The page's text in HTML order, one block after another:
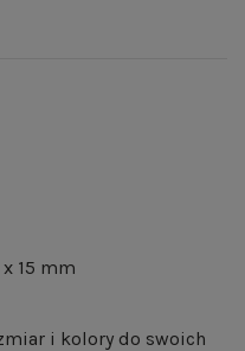
15 mm
i kolory do swoich